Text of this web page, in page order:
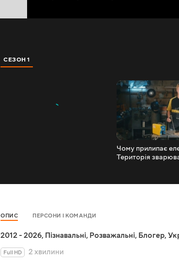
СЕЗОН 1
Чому прилипає
Територія
ОПИС ПЕРСОНИ І КОМАНДИ
2012 - 2026, Пізнавальні, Розважальні, Блогер,
Full HD
2 хвилини